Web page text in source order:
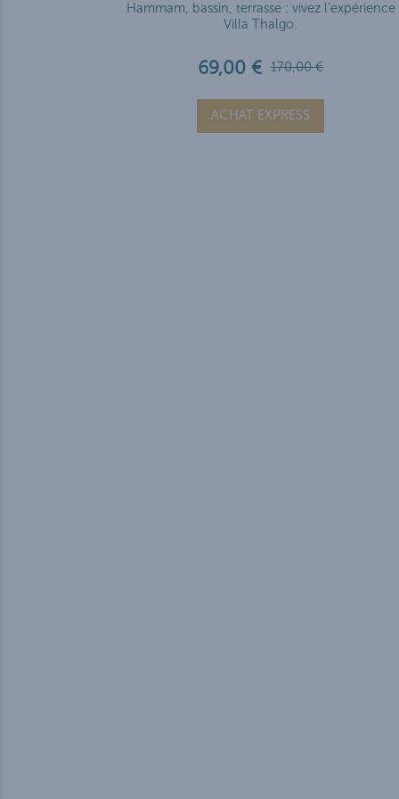
Hammam, bassin, terrasse : vivez l’expérience
Villa Thalgo.
69,00 € 170,00 €
ACHAT EXPRESS